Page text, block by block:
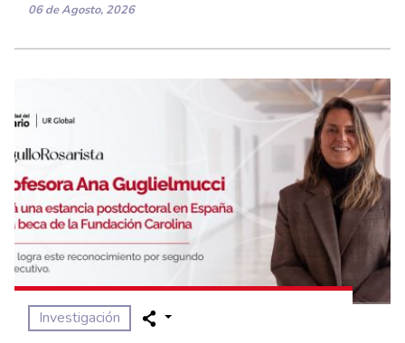
06 de Agosto, 2026
Investigación